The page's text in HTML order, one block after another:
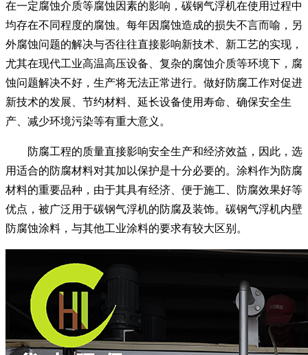
在一定腐蚀介质等腐蚀因素的影响，碳钢气浮机在使用过程中
均存在不同程度的腐蚀。每年因腐蚀造成的损失不言而喻，另
外腐蚀问题的解决与否往往直接影响新技术、新工艺的实现，
尤其在现代工业高温高压设备、复杂的腐蚀介质等环境下，腐
蚀问题解决不好，生产将无法正常进行。做好防腐工作对促进
新技术的发展、节约材料、延长设备使用寿命、确保安全生
产、减少环境污染等有重大意义。
防腐工程的质量直接影响安全生产和经济效益，因此，选
用适合的防腐材料对其加以保护是十分必要的。涂料作为防腐
材料的重要品种，由于其具有经济、便于施工、防腐效果好等
优点，被广泛用于碳钢气浮机的防腐及装饰。碳钢气浮机内壁
防腐蚀涂料，与其他工业涂料的要求有较大区别。